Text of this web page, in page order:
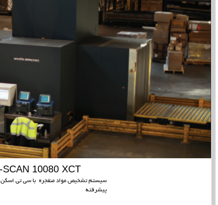
SCAN 10080 XCT
سیستم تشخیص مواد منفجره با سی تی اسکن
پیشرفته